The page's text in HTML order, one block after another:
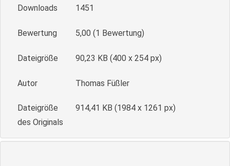
Downloads 1451
Bewertung 5,00 (1 Bewertung)
Dateigröße 90,23 KB (400 x 254 px)
Autor Thomas Füßler
Dateigröße
des Originals
914,41 KB (1984 x 1261 px)